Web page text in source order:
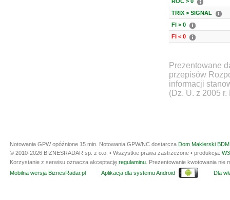
TRIX > SIGNAL
FI > 0
FI < 0
Prezentowane
przepisów
informacji
(Dz. U. z 2005
Notowania GPW opóźnione 15 min. Notowania GPW/NC dostarcza Dom Maklerski
© 2010-2026 BIZNESRADAR sp. z o.o. • Wszystkie prawa zastrzeżone • produkcja:
Korzystanie z serwisu oznacza akceptację regulaminu . Prezentowanie kwotowania
Mobilna wersja BiznesRadar.pl
Aplikacja dla systemu Android Dla